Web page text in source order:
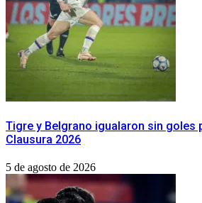
Tigre y Belgrano igualaron sin goles
Clausura 2026
5 de agosto de 2026